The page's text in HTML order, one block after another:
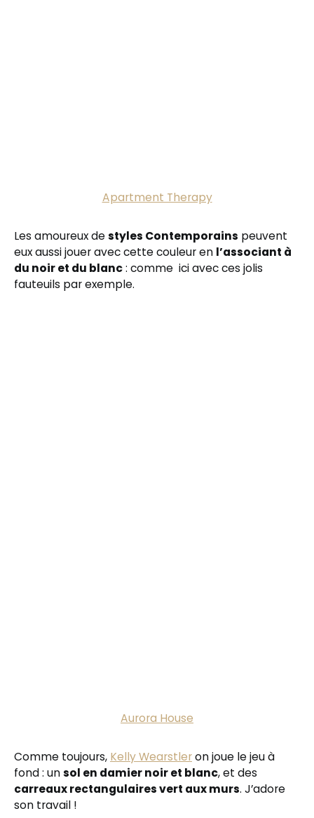
Apartment Therapy
Les amoureux destyles Contemporains peuvent
eux aussi jouer avec cette couleur en l’associant à
du noir et du blanc: comme ici avec ces jolis
fauteuils par exemple.
Aurora House
Comme toujours, Kelly Wearstleron joue le jeu à
fond : unsol en damier noir et blanc, et des
carreaux rectangulaires vert aux murs. J’adore
son travail !